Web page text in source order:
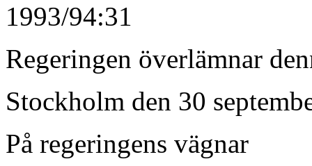
1993/94:31
Regeringen överlämnar
Stockholm den 30
På regeringens vägnar